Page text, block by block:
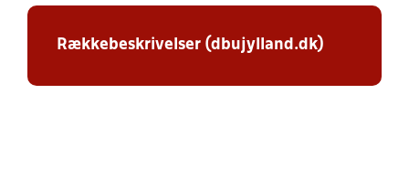
Rækkebeskrivelser (dbujylland.dk)